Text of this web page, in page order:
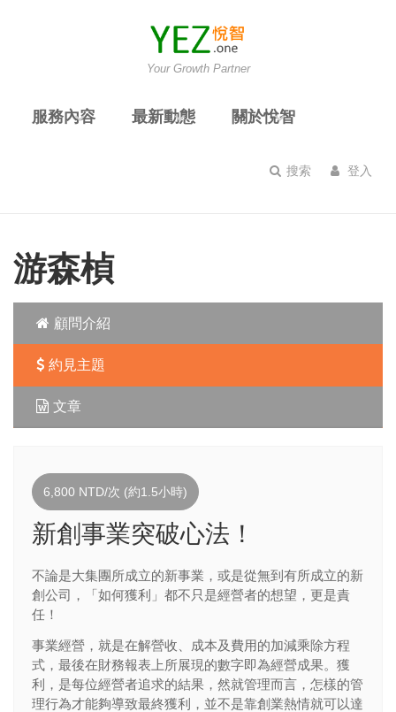
Your Growth Partner
服務內容 最新動態 關於悅智
搜索 登入
游森楨
顧問介紹
約見主題
文章
6,800 NTD/次 (約1.5小時)
新創事業突破心法！
不論是大集團所成立的新事業，或是從無到有所成立的新
創公司，「如何獲利」都不只是經營者的想望，更是責
任！
事業經營，就是在解營收、成本及費用的加減乘除方程
式，最後在財務報表上所展現的數字即為經營成果。獲
利，是每位經營者追求的結果，然就管理而言，怎樣的管
理行為才能夠導致最終獲利，並不是靠創業熱情就可以達